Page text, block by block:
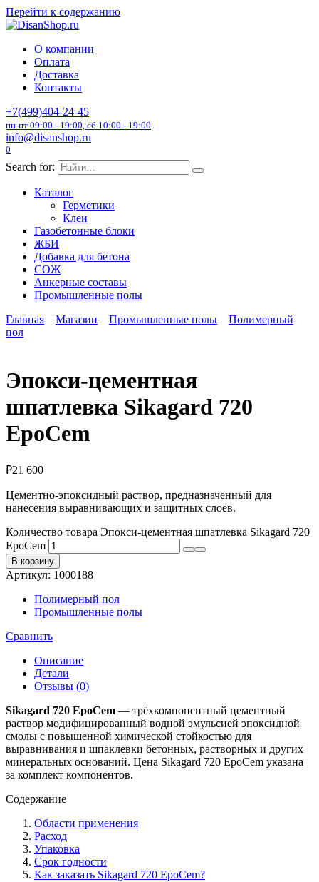
Перейти к содержанию
О компании
Оплата
Доставка
Контакты
+7(499)404-24-45
пн-пт 09:00 - 19:00, сб 10:00 - 19:00
info@disanshop.ru
0
Search for:
Каталог
Герметики
Клеи
Газобетонные блоки
ЖБИ
Добавка для бетона
СОЖ
Анкерные составы
Промышленные полы
Главная
Магазин Промышленные полы
Полимерный
пол
Эпокси-цементная
шпатлевка Sikagard 720
EpoCem
₽21 600
Цементно-эпоксидный раствор, предназначенный для
нанесения выравнивающих и защитных слоёв.
Количество товара Эпокси-цементная шпатлевка Sikagard 720
EpoCem
В корзину
Артикул: 1000188
Полимерный пол
Промышленные полы
Сравнить
Описание
Детали
Отзывы (0)
Sikagard 720 EpoCem — трёхкомпонентный цементный
раствор модифицированный водной эмульсией эпоксидной
смолы с повышенной химической стойкостью для
выравнивания и шпаклевки бетонных, растворных и других
минеральных оснований. Цена Sikagard 720 EpoCem указана
за комплект компонентов.
Содержание
Области применения
Расход
Упаковка
Срок годности
Как заказать Sikagard 720 EpoCem?